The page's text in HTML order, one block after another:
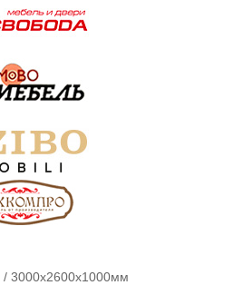
/ 3000х2600х1000мм